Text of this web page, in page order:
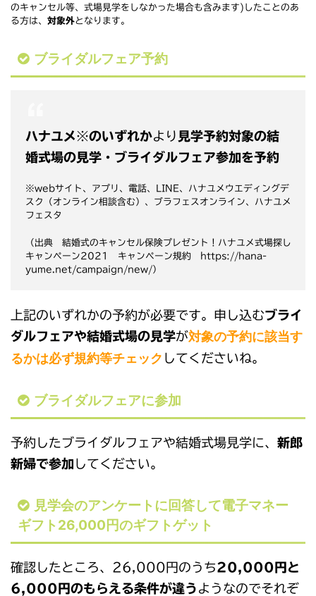
のキャンセル等、式場見学をしなかった場合も含みます)したことのあ
る方は、 対象外となります。
ブライダルフェア予約
ハナユメ※のいずれかより 見学予約対象の結
婚式場の見学・ブライダルフェア参加を予約
※webサイト、アプリ、電話、LINE、ハナユメウエディングデ
スク（オンライン相談含む）、ブラフェスオンライン、ハナユメ
フェスタ
（出典 結婚式のキャンセル保険プレゼント！ハナユメ式場探し
キャンペーン2021 キャンペーン規約 https://hana-
yume.net/campaign/new/）
上記のいずれかの予約が必要です。申し込むブライ
ダルフェアや結婚式場の見学が対象の予約に該当す
るかは必ず規約等チェック してくださいね。
ブライダルフェアに参加
予約したブライダルフェアや結婚式場見学に、 新郎
新婦で参加 してください。
見学会のアンケートに回答して電子マネー
ギフト26,000円のギフトゲット
確認したところ、26,000円のうち20,000円と
6,000円のもらえる条件が違う ようなのでそれぞ